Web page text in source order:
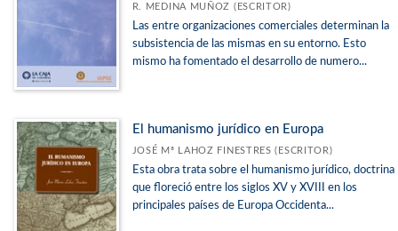
R. MEDINA MUÑOZ (ESCRITOR)
Las entre organizaciones comerciales determinan la
subsistencia de las mismas en su entorno. Esto
mismo ha fomentado el desarrollo de numero...
El humanismo jurídico en Europa
JOSÉ Mª LAHOZ FINESTRES (ESCRITOR)
Esta obra trata sobre el humanismo jurídico, doctrina
que floreció entre los siglos XV y XVIII en los
principales países de Europa Occidenta...